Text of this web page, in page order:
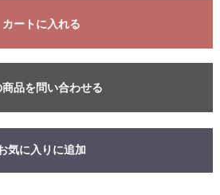
カートに入れる
商品を問い合わせる
気に入りに追加